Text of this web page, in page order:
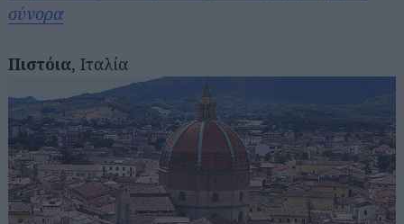
σύνορα
Πιστόια, Ιταλία